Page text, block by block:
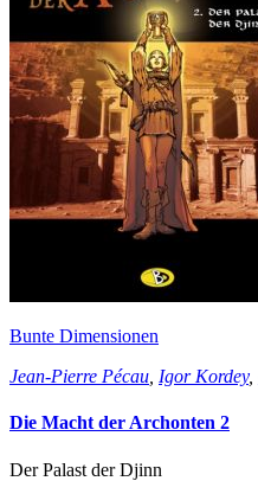
Bunte Dimensionen
Jean-Pierre Pécau Igor Kordey,
Die Macht der Archonten 2
Der Palast der Djinn